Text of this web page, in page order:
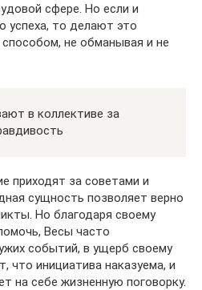
сфере. Но если и
успеха, то делают это
не обманывая и не
в коллективе за
приходят за советами и
сущность позволяет верно
Но благодаря своему
Весы часто
событий, в ущерб своему
что инициатива наказуема, и
на себе жизненную поговорку.